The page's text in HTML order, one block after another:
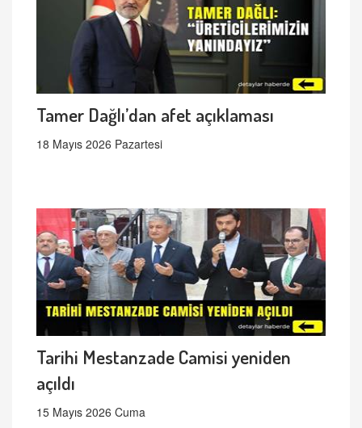
Tamer Dağlı’dan afet açıklaması
18 Mayıs 2026 Pazartesi
Tarihi Mestanzade Camisi yeniden
açıldı
15 Mayıs 2026 Cuma